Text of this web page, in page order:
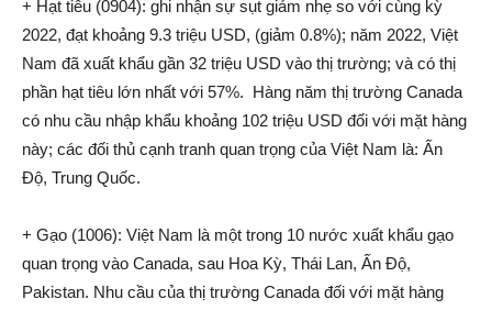
+ Hạt tiêu (0904): ghi nhận sự sụt giảm nhẹ so với cùng kỳ
2022, đạt khoảng 9.3 triệu USD, (giảm 0.8%); năm 2022, Việt
Nam đã xuất khẩu gần 32 triệu USD vào thị trường; và có thị
phần hạt tiêu lớn nhất với 57%. Hàng năm thị trường Canada
có nhu cầu nhập khẩu khoảng 102 triệu USD đối với mặt hàng
này; các đối thủ cạnh tranh quan trọng của Việt Nam là: Ấn
Độ, Trung Quốc.
+ Gạo (1006): Việt Nam là một trong 10 nước xuất khẩu gạo
quan trọng vào Canada, sau Hoa Kỳ, Thái Lan, Ấn Độ,
Pakistan. Nhu cầu của thị trường Canada đối với mặt hàng